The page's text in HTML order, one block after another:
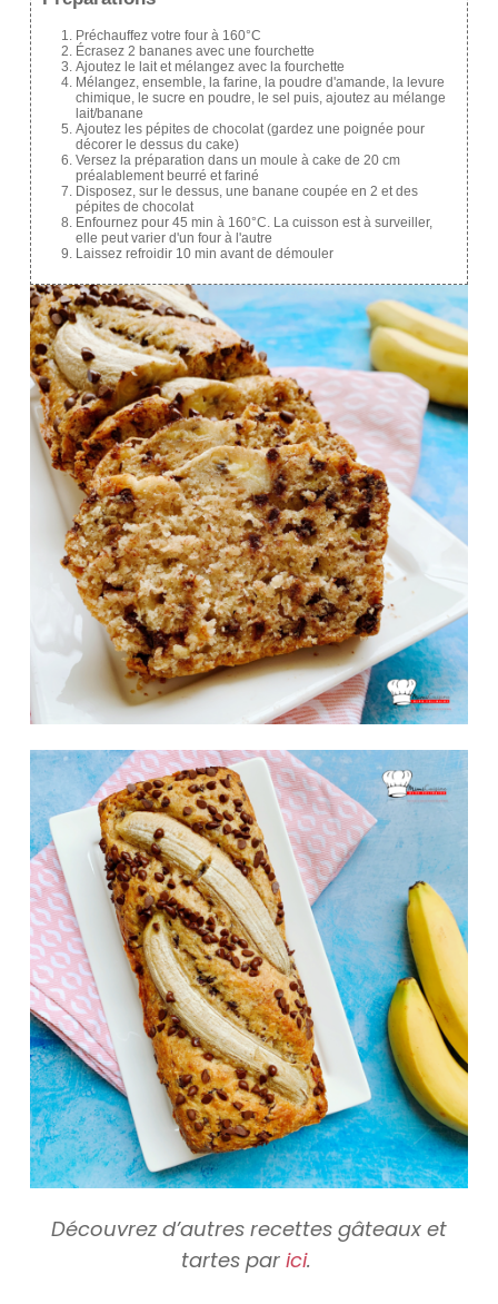
Préchauffez votre four à 160°C
Écrasez 2 bananes avec une fourchette
Ajoutez le lait et mélangez avec la fourchette
Mélangez, ensemble, la farine, la poudre d'amande, la levure
chimique, le sucre en poudre, le sel puis, ajoutez au mélange
lait/banane
Ajoutez les pépites de chocolat (gardez une poignée pour
décorer le dessus du cake)
Versez la préparation dans un moule à cake de 20 cm
préalablement beurré et fariné
Disposez, sur le dessus, une banane coupée en 2 et des
pépites de chocolat
Enfournez pour 45 min à 160°C. La cuisson est à surveiller,
elle peut varier d'un four à l'autre
Laissez refroidir 10 min avant de démouler
Découvrez d’autres recettes gâteaux et
tartes par ici.